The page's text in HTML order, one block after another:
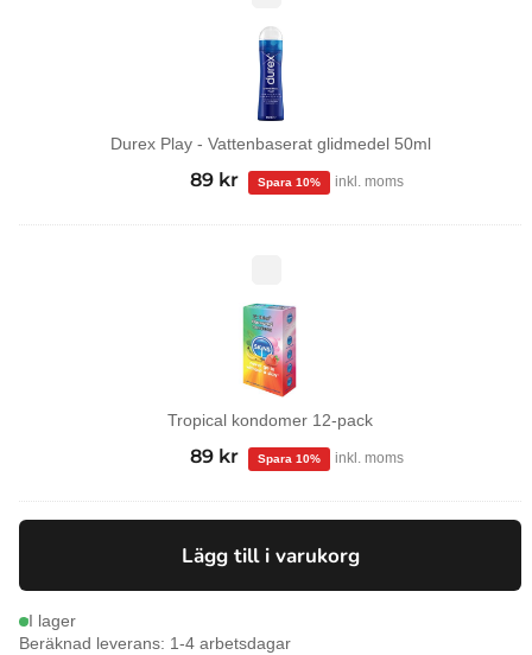
Vattenbaserat
glidmedel
50ml
Durex Play - Vattenbaserat glidmedel 50ml
Det
priset
89 kr
Det
priset
inkl. moms
pack
Tropical kondomer 12-pack
Det
priset
99 kr.
89 kr
Det
priset
89 kr.
inkl. moms
Lägg till i varukorg
I lager
Beräknad leverans: 1-4 arbetsdagar